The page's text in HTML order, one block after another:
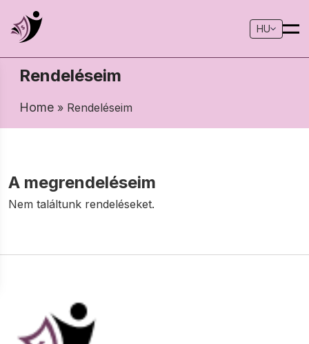
HU
Rendeléseim
Home » Rendeléseim
A megrendeléseim
Nem találtunk rendeléseket.